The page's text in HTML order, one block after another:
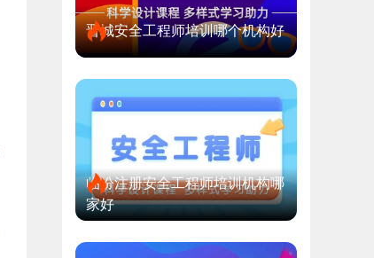
晋城安全工程师培训哪个机构好
临汾注册安全工程师培训机构哪
家好